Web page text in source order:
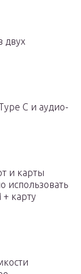
двух
C и аудио-
и карты
использовать
карту